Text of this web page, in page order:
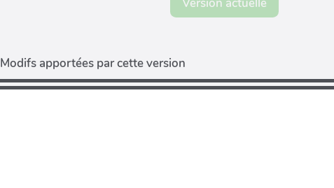
Modifs apportées par cette version